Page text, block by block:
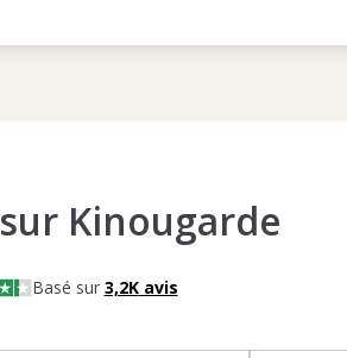
sur Kinougarde
Basé sur 3,2Kavis